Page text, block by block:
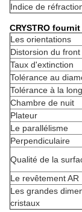
Indice de
CRYSTRO
Les orientations
Distorsion du
Taux d'extinction
Tolérance au
Tolérance à la
Chambre de nuit
Plateur
Le parallélisme
Perpendiculaire
Qualité de la
Le revêtement AR
Les grandes
cristaux